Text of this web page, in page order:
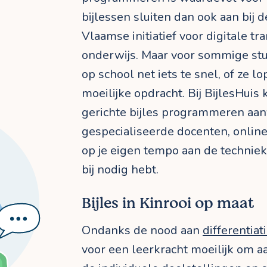
bijlessen sluiten dan ook aan bij
Vlaamse initiatief voor digitale
onderwijs. Maar voor sommige
op school net iets te snel, of ze
moeilijke opdracht. Bij BijlesHuis
gerichte bijles programmeren
gespecialiseerde docenten,
op je eigen tempo aan de
bij nodig hebt.
Bijles in Kinrooi op maat
Ondanks de nood aan
voor een leerkracht moeilijk om